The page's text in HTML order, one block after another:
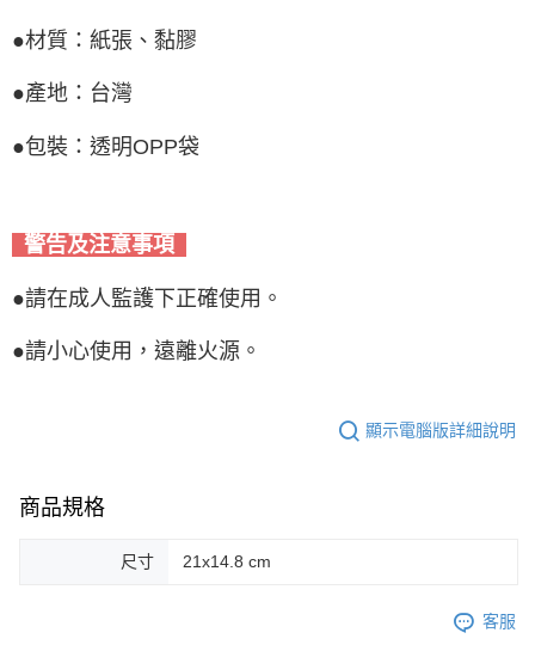
●材質：紙張、黏膠
●產地：台灣
●包裝：透明OPP袋
警告及注意事項
●請在成人監護下正確使用。
●請小心使用，遠離火源。
顯示電腦版詳細說明
商品規格
尺寸 21x14.8 cm
客服